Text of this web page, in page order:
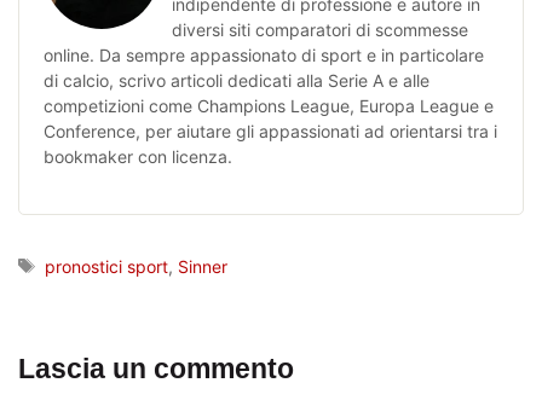
diversi siti comparatori di scommesse
online. Da sempre appassionato di sport e in particolare
di calcio, scrivo articoli dedicati alla Serie A e alle
competizioni come Champions League, Europa League e
Conference, per aiutare gli appassionati ad orientarsi tra i
bookmaker con licenza.
Tag
pronostici sport, Sinner
Lascia un commento